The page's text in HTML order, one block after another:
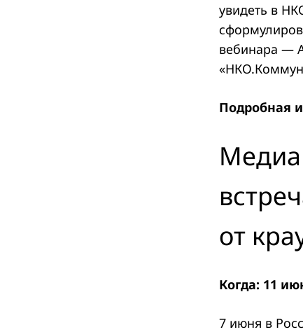
увидеть в
вебинара —
Подробная
от
Когда: 11
7 июня в